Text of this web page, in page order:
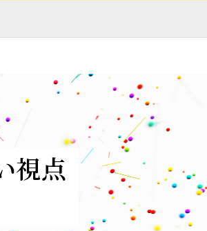
視点